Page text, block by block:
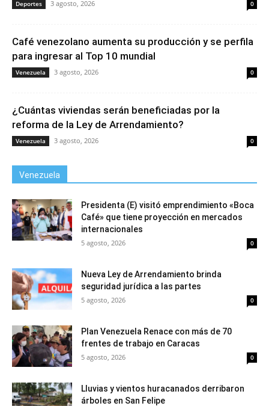
Deportes 3 agosto, 2026 0
Café venezolano aumenta su producción y se perfila
para ingresar al Top 10 mundial
Venezuela 3 agosto, 2026 0
¿Cuántas viviendas serán beneficiadas por la
reforma de la Ley de Arrendamiento?
Venezuela 3 agosto, 2026 0
Venezuela
Presidenta (E) visitó emprendimiento «Boca
Café» que tiene proyección en mercados
internacionales
5 agosto, 2026 0
Nueva Ley de Arrendamiento brinda
seguridad jurídica a las partes
5 agosto, 2026 0
Plan Venezuela Renace con más de 70
frentes de trabajo en Caracas
5 agosto, 2026 0
Lluvias y vientos huracanados derribaron
árboles en San Felipe